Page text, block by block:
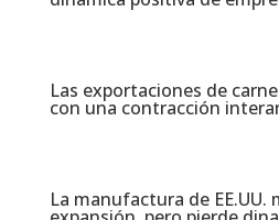
Las exportaciones de
con una contracción
La manufactura de EE.UU.